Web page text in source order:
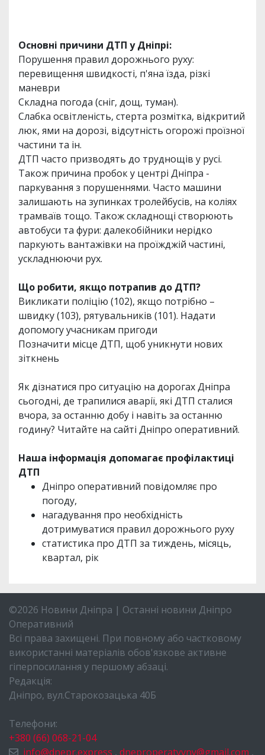
Основні причини ДТП у Дніпрі:
Порушення правил дорожнього руху:
перевищення швидкості, п'яна їзда, різкі
маневри
Складна погода (сніг, дощ, туман).
Слабка освітленість, стерта розмітка, відкритий
люк, ями на дорозі, відсутність огорожі проїзної
частини та ін.
ДТП часто призводять до труднощів у русі.
Також причина пробок у центрі Дніпра -
паркування з порушеннями. Часто машини
залишають на зупинках тролейбусів, на коліях
трамваїв тощо. Також складнощі створюють
автобуси та фури: далекобійники нерідко
паркують вантажівки на проїжджій частині,
ускладнюючи рух.
Що робити, якщо потрапив до ДТП?
Викликати поліцію (102), якщо потрібно –
швидку (103), рятувальників (101). Надати
допомогу учасникам пригоди
Позначити місце ДТП, щоб уникнути нових
зіткнень
Як дізнатися про ситуацію на дорогах Дніпра
сьогодні, де трапилися аварії, які ДТП сталися
вчора, за останню добу і навіть за останню
годину? Читайте на сайті Дніпро оперативний.
Наша інформація допомагає профілактиці
ДТП
Дніпро оперативний повідомляє про
погоду,
нагадування про необхідність
дотримуватися правил дорожнього руху
статистика про ДТП за тиждень, місяць,
квартал, рік
©2026 Новини Дніпра | Останні новини Дніпро
Оперативний
Всі права захищені. При повному або частковому
використанні матеріалів обов'язкове активне
гіперпосилання у першому абзаці.
Редакція:
Дніпро, вул.Старокозацька 40Б
Телефони:
+380 (66) 068-21-04
info@dnepr.express , dneproperatyvny@gmail.com ,